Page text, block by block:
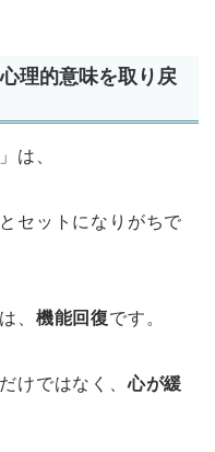
理的意味を取り戻
は、
セットになりがちで
、 機能回復です。
けではなく、心が緩